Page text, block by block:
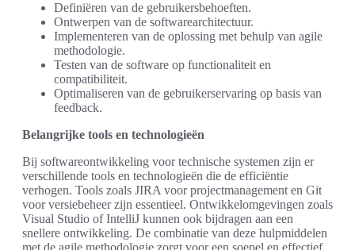
Definiëren van de gebruikersbehoeften.
Ontwerpen van de softwarearchitectuur.
Implementeren van de oplossing met behulp van agile
methodologie.
Testen van de software op functionaliteit en
compatibiliteit.
Optimaliseren van de gebruikerservaring op basis van
feedback.
Belangrijke tools en technologieën
Bij softwareontwikkeling voor technische systemen zijn er
verschillende tools en technologieën die de efficiëntie
verhogen. Tools zoals JIRA voor projectmanagement en Git
voor versiebeheer zijn essentieel. Ontwikkelomgevingen zoals
Visual Studio of IntelliJ kunnen ook bijdragen aan een
snellere ontwikkeling. De combinatie van deze hulpmiddelen